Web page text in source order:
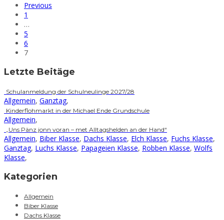
Previous
1
…
5
6
7
Letzte Beitäge
Schulanmeldung der Schulneulinge 2027/28
Allgemein, Ganztag,
Kinderflohmarkt in der Michael Ende Grundschule
Allgemein,
„Uns Pänz jonn voran – met Alltagshelden an der Hand“
Allgemein, Biber Klasse, Dachs Klasse, Elch Klasse, Fuchs Klasse,
Ganztag, Luchs Klasse, Papageien Klasse, Robben Klasse, Wolfs
Klasse,
Kategorien
Allgemein
Biber Klasse
Dachs Klasse